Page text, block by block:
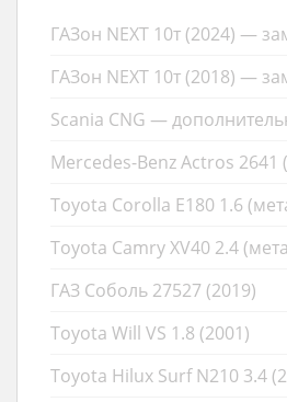
ГАЗон NEXT 10т (2024) —
ГАЗон NEXT 10т (2018) —
Scania CNG —
Mercedes-Benz Actros 2641
Toyota Corolla E180 1.6
Toyota Camry XV40 2.4
ГАЗ Соболь 27527 (2019)
Toyota Will VS 1.8 (2001)
Toyota Hilux Surf N210 3.4